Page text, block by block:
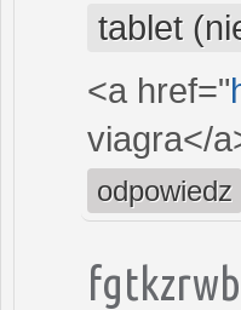
tablet
<a href="
viagra</
odpowiedz
fgtkzrwb